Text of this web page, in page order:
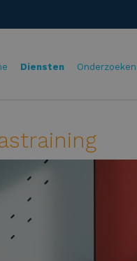
Diensten Onderzoeken